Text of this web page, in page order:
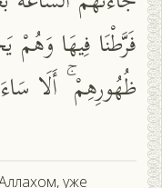
فَرَّطْنَا فِيهَا
ظُهُورِهِمْ ۚ أَلَا
уже